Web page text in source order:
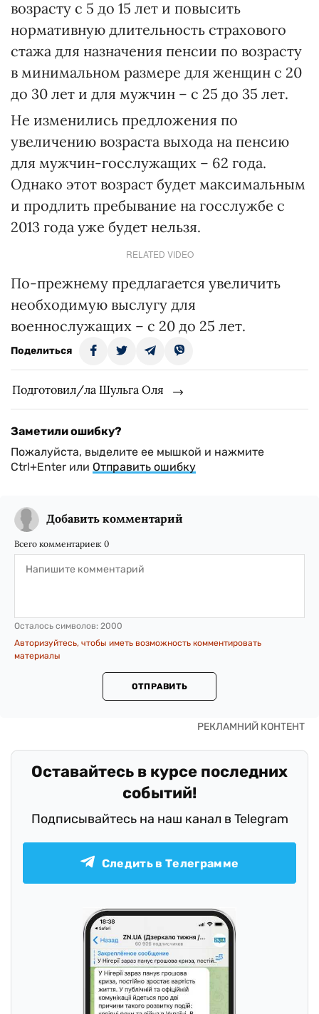
возрасту с 5 до 15 лет и повысить
нормативную длительность страхового
стажа для назначения пенсии по возрасту
в минимальном размере для женщин с 20
до 30 лет и для мужчин – с 25 до 35 лет.
Не изменились предложения по
увеличению возраста выхода на пенсию
для мужчин-госслужащих – 62 года.
Однако этот возраст будет максимальным
и продлить пребывание на госслужбе с
2013 года уже будет нельзя.
RELATED VIDEO
По-прежнему предлагается увеличить
необходимую выслугу для
военнослужащих – с 20 до 25 лет.
Поделиться
Подготовил/ла Шульга Оля
Заметили ошибку?
Пожалуйста, выделите ее мышкой и нажмите
Ctrl+Enter или Отправить ошибку
Добавить комментарий
Всего комментариев: 0
Осталось символов: 2000
Авторизуйтесь, чтобы иметь возможность комментировать
материалы
ОТПРАВИТЬ
Оставайтесь в курсе последних
событий!
Подписывайтесь на наш канал в Telegram
Следить в Телеграмме